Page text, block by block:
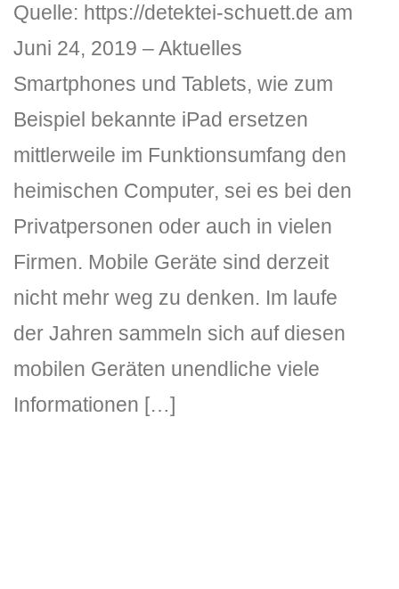
DLH Stick Bedienungsanleitung
Videoanleitung und Manual
Versionsinformationen
Quelle: https://detektei-schuett.de am
Juni 24, 2019 – Aktuelles
Smartphones und Tablets, wie zum
Beispiel bekannte iPad ersetzen
mittlerweile im Funktionsumfang den
heimischen Computer, sei es bei den
Privatpersonen oder auch in vielen
Firmen. Mobile Geräte sind derzeit
nicht mehr weg zu denken. Im laufe
der Jahren sammeln sich auf diesen
mobilen Geräten unendliche viele
Informationen […]